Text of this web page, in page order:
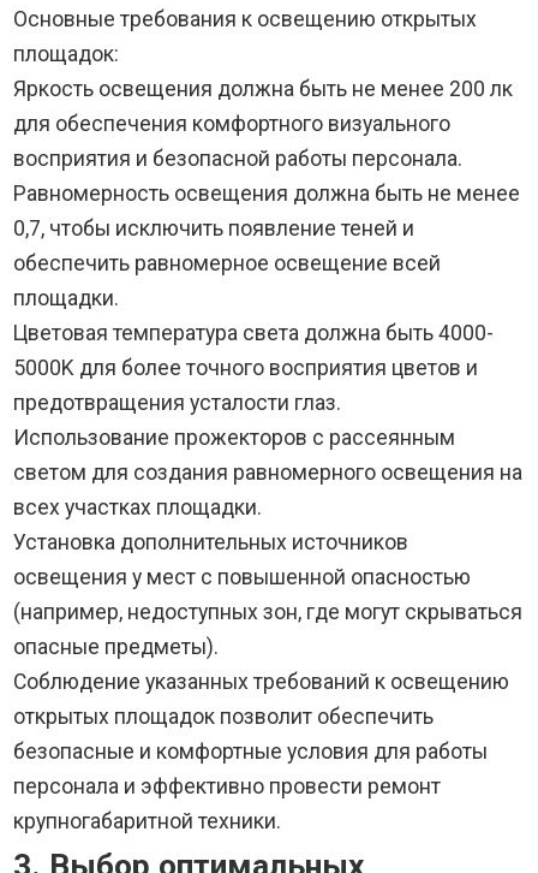
Основные требования к освещению открытых
площадок:
Яркость освещения должна быть не менее 200 лк
для обеспечения комфортного визуального
восприятия и безопасной работы персонала.
Равномерность освещения должна быть не менее
0,7, чтобы исключить появление теней и
обеспечить равномерное освещение всей
площадки.
Цветовая температура света должна быть 4000-
5000K для более точного восприятия цветов и
предотвращения усталости глаз.
Использование прожекторов с рассеянным
светом для создания равномерного освещения на
всех участках площадки.
Установка дополнительных источников
освещения у мест с повышенной опасностью
(например, недоступных зон, где могут скрываться
опасные предметы).
Соблюдение указанных требований к освещению
открытых площадок позволит обеспечить
безопасные и комфортные условия для работы
персонала и эффективно провести ремонт
крупногабаритной техники.
3. Выбор оптимальных